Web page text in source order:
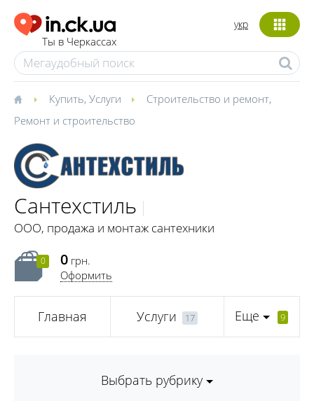
Ты в Черкассах
укр
Купить, Услуги Строительство и ремонт,
Ремонт и строительство
Сантехстиль
ООО, продажа и монтаж сантехники
0 0 грн.
Оформить
Главная Услуги 17 Еще 9
Выбрать рубрику